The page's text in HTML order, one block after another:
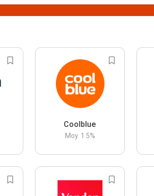
Coolblue
Moy. 1.5%